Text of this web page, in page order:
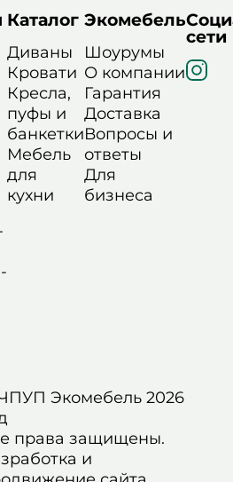
Каталог
Диваны
Кровати
Кресла,
пуфы и
банкетки
Мебель
для
кухни
Экомебель
Шоурумы
О компании
Гарантия
Доставка
Вопросы и
ответы
Для
бизнеса
сети
Экомебель 2026
права защищены.
и